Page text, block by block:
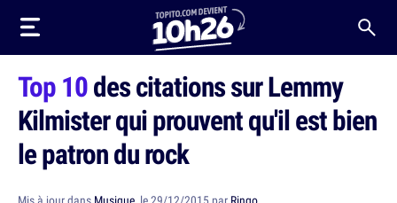
Top 10des citations sur Lemmy
Kilmister qui prouvent qu'il est bien
le patron du rock